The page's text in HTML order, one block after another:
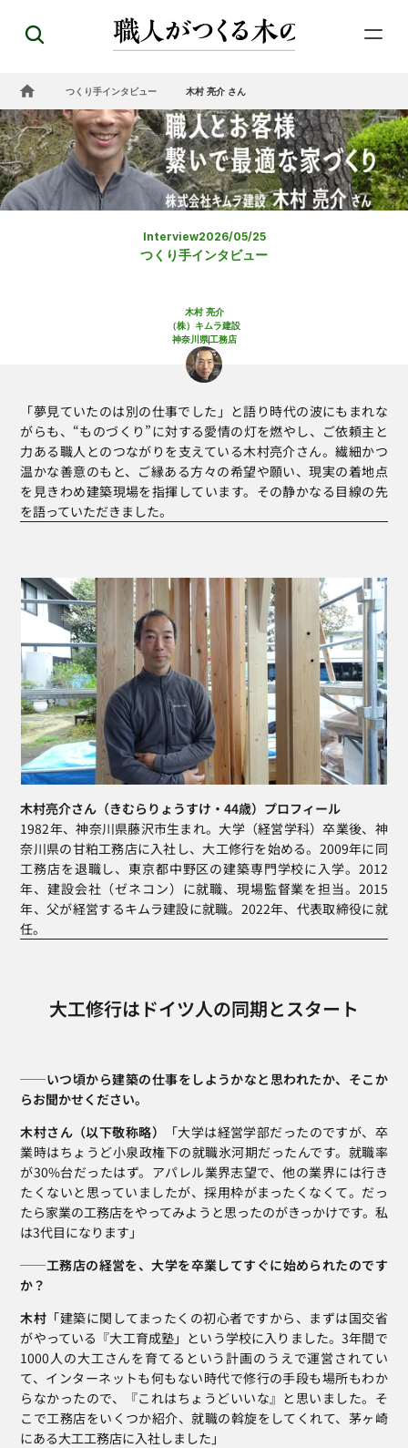
つくり手インタビュー 木村 亮介 さん
つくり手インタビュー
Interview2026/05/25
木村 亮介
（株）キムラ建設
神奈川県工務店
「夢見ていたのは別の仕事でした」と語り時代の波にもまれな
がらも、“ものづくり”に対する愛情の灯を燃やし、ご依頼主と
力ある職人とのつながりを支えている木村亮介さん。繊細かつ
温かな善意のもと、ご縁ある方々の希望や願い、現実の着地点
を見きわめ建築現場を指揮しています。その静かなる目線の先
を語っていただきました。
木村亮介さん（きむらりょうすけ・44歳）プロフィール
1982年、神奈川県藤沢市生まれ。大学（経営学科）卒業後、神
奈川県の甘粕工務店に入社し、大工修行を始める。2009年に同
工務店を退職し、東京都中野区の建築専門学校に入学。2012
年、建設会社（ゼネコン）に就職、現場監督業を担当。2015
年、父が経営するキムラ建設に就職。2022年、代表取締役に就
任。
大工修行はドイツ人の同期とスタート
──いつ頃から建築の仕事をしようかなと思われたか、そこか
らお聞かせください。
木村さん（以下敬称略）
「大学は経営学部だったのですが、卒
業時はちょうど小泉政権下の就職氷河期だったんです。就職率
が30%台だったはず。アパレル業界志望で、他の業界には行き
たくないと思っていましたが、採用枠がまったくなくて。だっ
たら家業の工務店をやってみようと思ったのがきっかけです。私
は3代目になります」
──工務店の経営を、大学を卒業してすぐに始められたのです
か？
木村 「建築に関してまったくの初心者ですから、まずは国交省
がやっている『大工育成塾」という学校に入りました。3年間で
1000人の大工さんを育てるという計画のうえで運営されてい
て、インターネットも何もない時代で修行の手段も場所もわか
らなかったので、『これはちょうどいいな』と思いました。そ
こで工務店をいくつか紹介、就職の斡旋をしてくれて、茅ヶ崎
にある大工工務店に入社しました」